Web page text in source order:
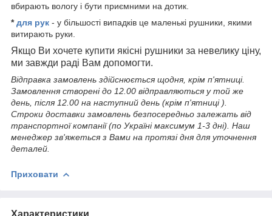
вбирають вологу і бути приємними на дотик.
*для рук - у більшості випадків це маленькі рушники, якими
витирають руки.
Якщо Ви хочете купити якісні рушники за невелику ціну,
ми завжди раді Вам допомогти.
Відправка замовлень здійснюється щодня, крім п'ятниці.
Замовлення створені до 12.00 відправляються у той же
день, після 12.00 на наступний день (крім п'ятниці ).
Строки доставки замовлень безпосередньо залежать від
транспортної компанії (по Україні максимум 1-3 дні). Наш
менеджер зв'яжеться з Вами на протязі дня для уточнення
деталей.
Приховати
Характеристики